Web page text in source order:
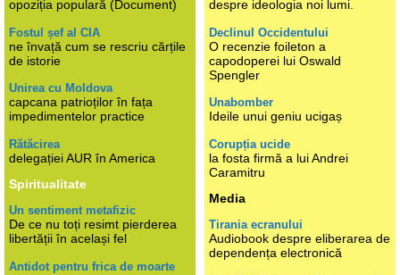
opoziția populară (Document)
Fostul șef al CIA
ne învață cum se rescriu cărțile
de istorie
Unirea cu Moldova
capcana patrioților în fața
impedimentelor practice
Rătăcirea
delegației AUR în America
Spiritualitate
Un sentiment metafizic
De ce nu toți resimt pierderea
libertății în același fel
Antidot pentru frica de moarte
despre ideologia noi lumi.
Declinul Occidentului
O recenzie foileton a
capodoperei lui Oswald
Spengler
Unabomber
Ideile unui geniu ucigaș
Corupția ucide
la fosta firmă a lui Andrei
Caramitru
Media
Tirania ecranului
Audiobook despre eliberarea de
dependența electronică